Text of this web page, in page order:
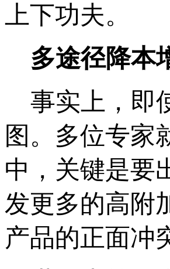
上下功夫。
多途径降本
事实上，即
图。多位专家
中，关键是要
发更多的高附
产品的正面冲